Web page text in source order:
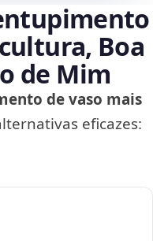
Boa
de Mim
de vaso mais
eficazes: